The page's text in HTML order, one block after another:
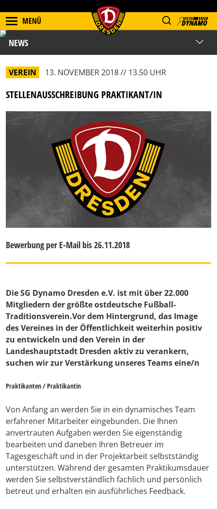
MENÜ
NEWS
VEREIN 13. NOVEMBER 2018 // 13.50 UHR
STELLENAUSSCHREIBUNG PRAKTIKANT/IN
Bewerbung per E-Mail bis 26.11.2018
Die SG Dynamo Dresden e.V. ist mit über 22.000
Mitgliedern der größte ostdeutsche Fußball-
Traditionsverein.Vor dem Hintergrund, das Image
des Vereines in der Öffentlichkeit weiterhin positiv
zu entwickeln und den Verein in der
Landeshauptstadt Dresden aktiv zu verankern,
suchen wir zur Verstärkung unseres Teams eine/n
Praktikanten / Praktikantin
Von Anfang an werden Sie in ein dynamisches Team
erfahrener Mitarbeiter eingebunden. Die Ihnen
anvertrauten Aufgaben werden Sie eigenständig
bearbeiten und daneben Ihren Betreuer im
Tagesgeschäft und in der Projektarbeit selbstständig
unterstützen. Während der gesamten Praktikumsdauer
werden Sie selbstverständlich fachlich und persönlich
betreut und erhalten ein ausführliches Feedback.